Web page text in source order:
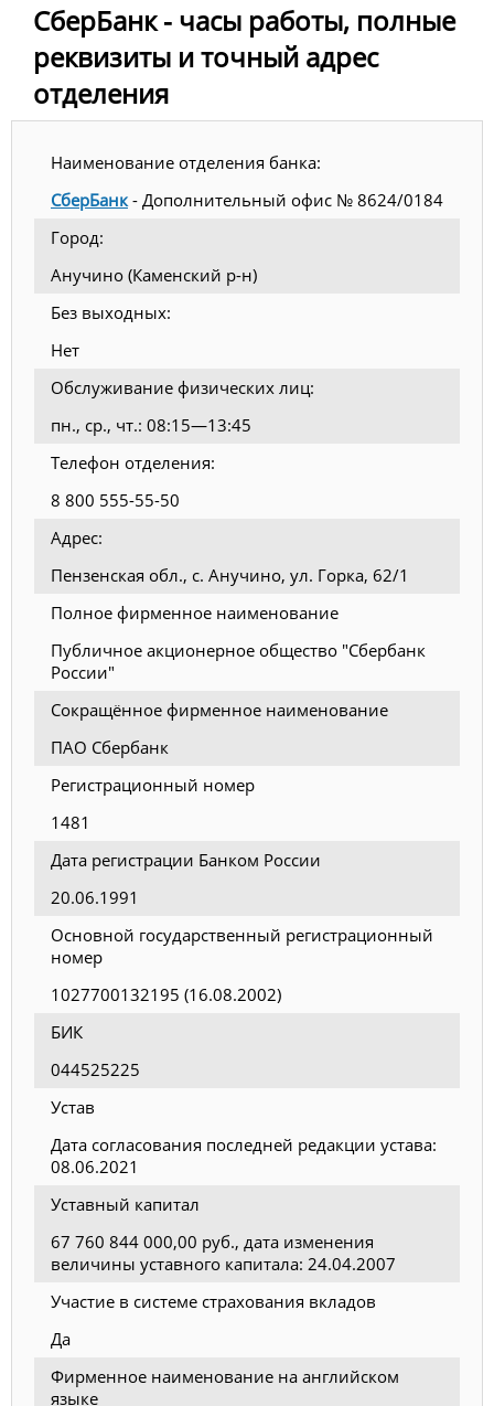
СберБанк - часы работы, полные
реквизиты и точный адрес
отделения
Наименование отделения банка:
СберБанк - Дополнительный офис № 8624/0184
Город:
Анучино (Каменский р-н)
Без выходных:
Нет
Обслуживание физических лиц:
пн., ср., чт.: 08:15—13:45
Телефон отделения:
8 800 555-55-50
Адрес:
Пензенская обл., с. Анучино, ул. Горка, 62/1
Полное фирменное наименование
Публичное акционерное общество "Сбербанк
России"
Сокращённое фирменное наименование
ПАО Сбербанк
Регистрационный номер
1481
Дата регистрации Банком России
20.06.1991
Основной государственный регистрационный
номер
1027700132195 (16.08.2002)
БИК
044525225
Устав
Дата согласования последней редакции устава:
08.06.2021
Уставный капитал
67 760 844 000,00 руб., дата изменения
величины уставного капитала: 24.04.2007
Участие в системе страхования вкладов
Да
Фирменное наименование на английском
языке